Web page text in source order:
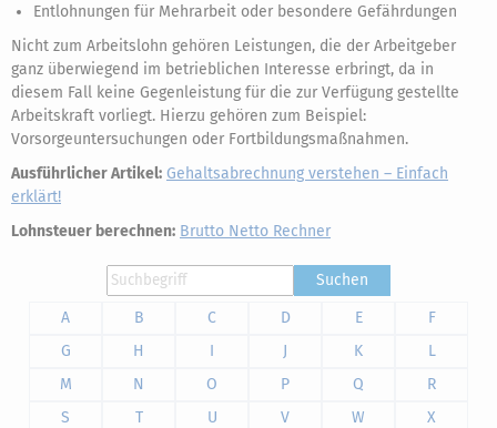
Entlohnungen für Mehrarbeit oder besondere Gefährdungen
Nicht zum Arbeitslohn gehören Leistungen, die der Arbeitgeber
ganz überwiegend im betrieblichen Interesse erbringt, da in
diesem Fall keine Gegenleistung für die zur Verfügung gestellte
Arbeitskraft vorliegt. Hierzu gehören zum Beispiel:
Vorsorgeuntersuchungen oder Fortbildungsmaßnahmen.
Ausführlicher Artikel: Gehalts­ab­rechnung verstehen – Einfach
erklärt!
Lohnsteuer berechnen: Brutto Netto Rechner
Suchen
A
B C D E
F
G
H I J K
L
M
N O P Q
R
S
T U V W
X